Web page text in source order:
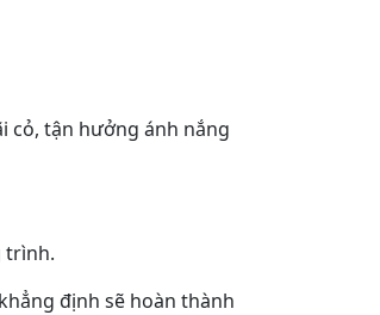
cỏ, tận hưởng ánh nắng
trình.
định sẽ hoàn thành